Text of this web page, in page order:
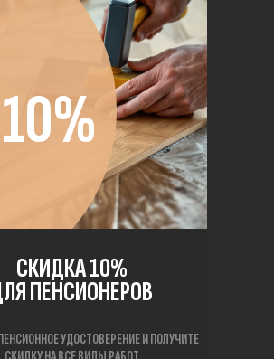
СКИДКА 10%
ПЕНСИОНЕРОВ
УДОСТОВЕРЕНИЕ И ПОЛУЧИТЕ